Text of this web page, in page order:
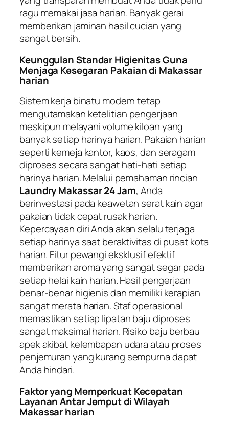
ragu memakai jasa harian. Banyak gerai
memberikan jaminan hasil cucian yang
sangat bersih.
Keunggulan Standar Higienitas Guna
Menjaga Kesegaran Pakaian di Makassar
harian
Sistem kerja binatu modern tetap
mengutamakan ketelitian pengerjaan
meskipun melayani volume kiloan yang
banyak setiap harinya harian. Pakaian harian
seperti kemeja kantor, kaos, dan seragam
diproses secara sangat hati-hati setiap
harinya harian. Melalui pemahaman rincian
Laundry Makassar 24 Jam, Anda
berinvestasi pada keawetan serat kain agar
pakaian tidak cepat rusak harian.
Kepercayaan diri Anda akan selalu terjaga
setiap harinya saat beraktivitas di pusat kota
harian. Fitur pewangi eksklusif efektif
memberikan aroma yang sangat segar pada
setiap helai kain harian. Hasil pengerjaan
benar-benar higienis dan memiliki kerapian
sangat merata harian. Staf operasional
memastikan setiap lipatan baju diproses
sangat maksimal harian. Risiko baju berbau
apek akibat kelembapan udara atau proses
penjemuran yang kurang sempurna dapat
Anda hindari.
Faktor yang Memperkuat Kecepatan
Layanan Antar Jemput di Wilayah
Makassar harian